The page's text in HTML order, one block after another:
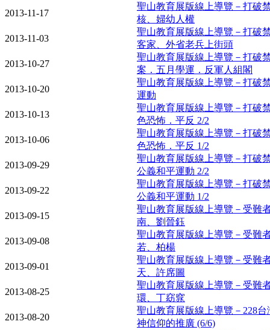
2013-11-17
聖山教育展版線上導覽－打破
核、婦幼人權
2013-11-03
聖山教育展版線上導覽－打破
客家、外省老兵上街頭
2013-10-27
聖山教育展版線上導覽－打破
案．五月學運．反軍人組閣
2013-10-20
聖山教育展版線上導覽－打破
運動
2013-10-13
聖山教育展版線上導覽－打破
色恐怖．平反 2/2
2013-10-06
聖山教育展版線上導覽－打破
色恐怖．平反 1/2
2013-09-29
聖山教育展版線上導覽－打破
公義和平運動 2/2
2013-09-22
聖山教育展版線上導覽－打破
公義和平運動 1/2
2013-09-15
聖山教育展版線上導覽－受難
南、劉晉鈺
2013-09-08
聖山教育展版線上導覽－受難
若、柏楊
2013-09-01
聖山教育展版線上導覽－受難
天、許席圖
2013-08-25
聖山教育展版線上導覽－受難
環、丁窈窕
2013-08-20
聖山教育展版線上導覽－228
神信仰的推廣 (6/6)